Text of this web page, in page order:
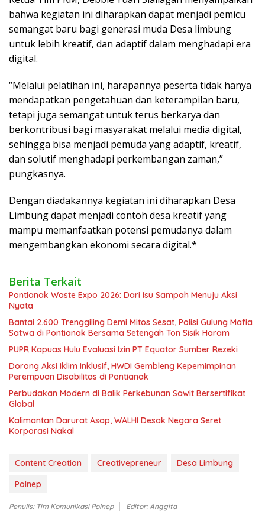
bahwa kegiatan ini diharapkan dapat menjadi pemicu
semangat baru bagi generasi muda Desa limbung
untuk lebih kreatif, dan adaptif dalam menghadapi era
digital.
“Melalui pelatihan ini, harapannya peserta tidak hanya
mendapatkan pengetahuan dan keterampilan baru,
tetapi juga semangat untuk terus berkarya dan
berkontribusi bagi masyarakat melalui media digital,
sehingga bisa menjadi pemuda yang adaptif, kreatif,
dan solutif menghadapi perkembangan zaman,”
pungkasnya.
Dengan diadakannya kegiatan ini diharapkan Desa
Limbung dapat menjadi contoh desa kreatif yang
mampu memanfaatkan potensi pemudanya dalam
mengembangkan ekonomi secara digital.*
Berita Terkait
Pontianak Waste Expo 2026: Dari Isu Sampah Menuju Aksi
Nyata
Bantai 2.600 Trenggiling Demi Mitos Sesat, Polisi Gulung Mafia
Satwa di Pontianak Bersama Setengah Ton Sisik Haram
PUPR Kapuas Hulu Evaluasi Izin PT Equator Sumber Rezeki
Dorong Aksi Iklim Inklusif, HWDI Gembleng Kepemimpinan
Perempuan Disabilitas di Pontianak
Perbudakan Modern di Balik Perkebunan Sawit Bersertifikat
Global
Kalimantan Darurat Asap, WALHI Desak Negara Seret
Korporasi Nakal
Content Creation Creativepreneur
Desa Limbung
Polnep
Penulis: Tim Komunikasi Polnep Editor: Anggita